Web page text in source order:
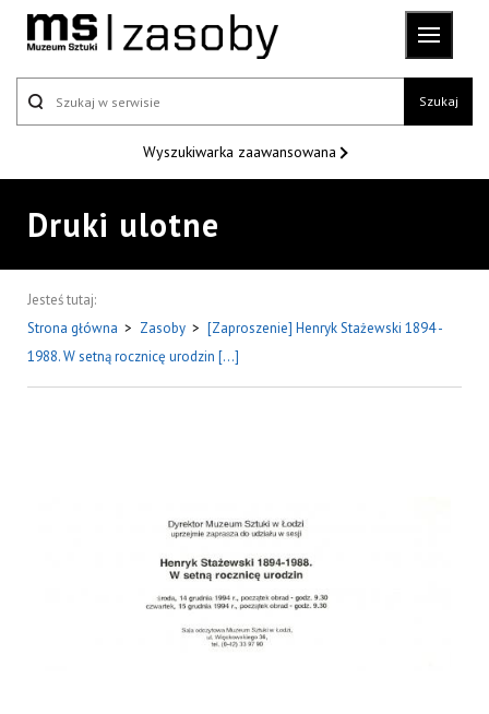
Szukaj
Wyszukiwarka zaawansowana
Druki ulotne
Jesteś tutaj:
Strona główna > Zasoby > [Zaproszenie] Henryk Stażewski 1894 -
1988. W setną rocznicę urodzin [...]